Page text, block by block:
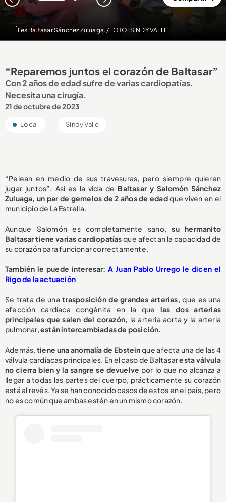
Él es Baltasar Sánchez Zuluaga. /FOTO: SINDY VALLE
“Reparemos juntos el corazón de Baltasar”
Con 2 años de edad sufre de varias cardiopatías.
Necesita una cirugía.
21 de octubre de 2023
Local Sindy Valle
“Pelean en medio de sus travesuras, pero siempre quieren
jugar juntos”. Así es la vida de Baltasar y Salomón Sánchez
Zuluaga, un par de gemelos de 2 años de edadque viven en el
municipio de La Estrella.
Aunque Salomón es completamente sano,su hermanito
Baltasar tiene varias cardiopatíasque afectan la capacidad de
su corazón para funcionar correctamente.
También le puede interesar:A Juan Pablo Urrego le dicen el
Rigo de la actuación
Se trata de una trasposición de grandes arterias, que es una
afección cardíaca congénita en la que las dos arterias
principales que salen del corazón, la arteria aorta y la arteria
pulmonar,están intercambiadas de posición.
Además,tiene una anomalía de Ebsteinque afecta una de las 4
válvula cardíacas principales. En el caso de Baltasaresta válvula
no cierra bien y la sangre se devuelve por lo que no alcanza a
llegar a todas las partes del cuerpo, prácticamente su corazón
está al revés. Ya se han conocido casos de estos en el país, pero
no es común que ambas estén en un mismo corazón.